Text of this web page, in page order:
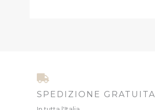
SPEDIZIONE GRATUITA